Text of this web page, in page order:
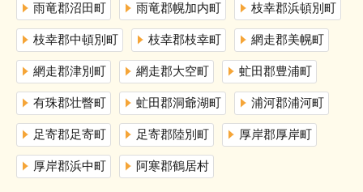
雨竜郡沼田町 雨竜郡幌加内町 枝幸郡浜頓別町
枝幸郡中頓別町 枝幸郡枝幸町 網走郡美幌町
網走郡津別町 網走郡大空町 虻田郡豊浦町
有珠郡壮瞥町 虻田郡洞爺湖町 浦河郡浦河町
足寄郡足寄町 足寄郡陸別町 厚岸郡厚岸町
厚岸郡浜中町 阿寒郡鶴居村